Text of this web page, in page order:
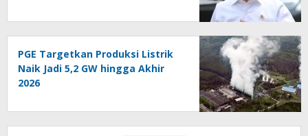
PGE Targetkan Produksi Listrik
Naik Jadi 5,2 GW hingga Akhir
2026